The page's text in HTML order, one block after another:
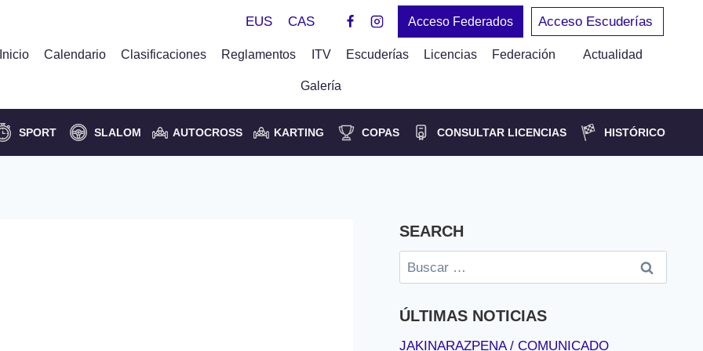
EUS CAS Acceso Federados Acceso Escuderías
Inicio Calendario Clasificaciones Reglamentos ITV Escuderías Licencias Federación Actualidad
Galería
SPORT SLALOM AUTOCROSS KARTING COPAS CONSULTAR LICENCIAS HISTÓRICO
SEARCH
Buscar:
ÚLTIMAS NOTICIAS
JAKINARAZPENA / COMUNICADO